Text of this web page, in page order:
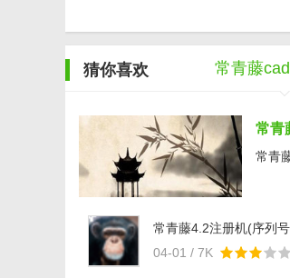
猜你喜欢 常青藤
常青
常青
常青藤4.2注册机(序列
04-01 / 7K